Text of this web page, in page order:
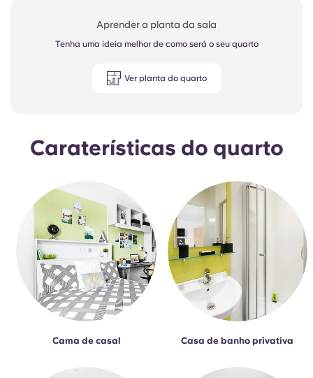
Aprender a planta da sala
Tenha uma ideia melhor de como será o seu quarto
Ver planta do quarto
Caraterísticas do quarto
Cama de casal Casa de banho privativa